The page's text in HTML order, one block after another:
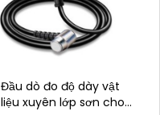
Đầu dò đo độ dày vật
liệu xuyên lớp sơn cho